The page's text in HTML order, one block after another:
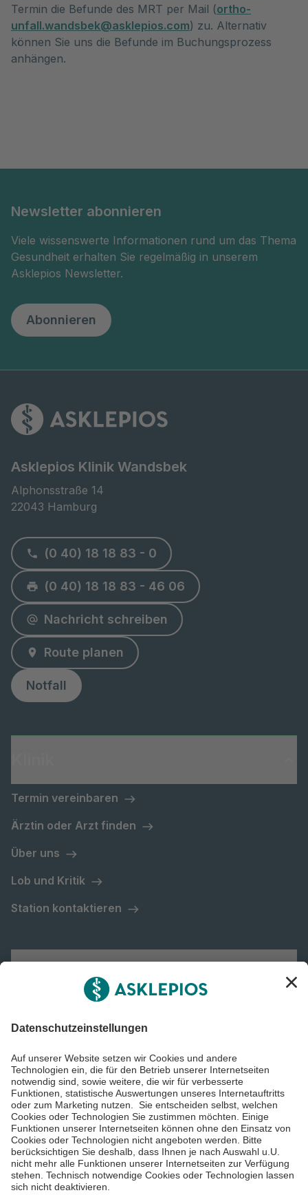
Termin die Befunde des MRT per Mail (ortho-
unfall.wandsbek@asklepios.com) zu. Alternativ
können Sie uns die Befunde im Buchungsprozess
anhängen.
Newsletter abonnieren
Viele wissenswerte Informationen rund um das Thema
Gesundheit erhalten Sie regelmäßig in unserem
Asklepios Newsletter.
Abonnieren
Asklepios Klinik Wandsbek
Alphonsstraße 14
22043 Hamburg
(0 40) 18 18 83 - 0
(0 40) 18 18 83 - 46 06
Nachricht schreiben
Route planen
Notfall
Termin vereinbaren
Ärztin oder Arzt finden
Über uns
Lob und Kritik
Station kontaktieren
Asklepios Gruppe
Impressum